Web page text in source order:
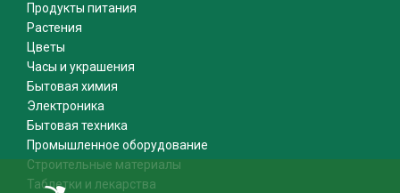
Продукты питания
Растения
Цветы
Часы и украшения
Бытовая химия
Электроника
Бытовая техника
Промышленное оборудование
Строительные материалы
Таблетки и лекарства